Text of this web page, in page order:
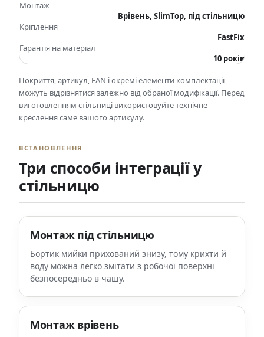
Монтаж
Врівень, SlimTop, під стільницю
Кріплення
FastFix
Гарантія на матеріал
10 років
Покриття, артикул, EAN і окремі елементи комплектації
можуть відрізнятися залежно від обраної модифікації. Перед
виготовленням стільниці використовуйте технічне
креслення саме вашого артикулу.
ВСТАНОВЛЕННЯ
Три способи інтеграції у
стільницю
Монтаж під стільницю
Бортик мийки прихований знизу, тому крихти й
воду можна легко змітати з робочої поверхні
безпосередньо в чашу.
Монтаж врівень